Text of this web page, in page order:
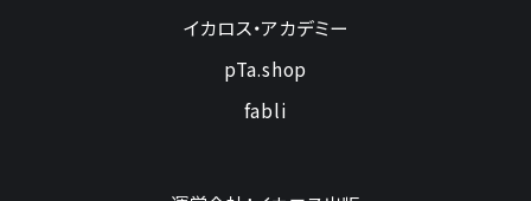
イカロス・アカデミー
pTa.shop
fabli